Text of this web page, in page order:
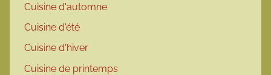
Cuisine d'automne
Cuisine d'été
Cuisine d'hiver
Cuisine de printemps